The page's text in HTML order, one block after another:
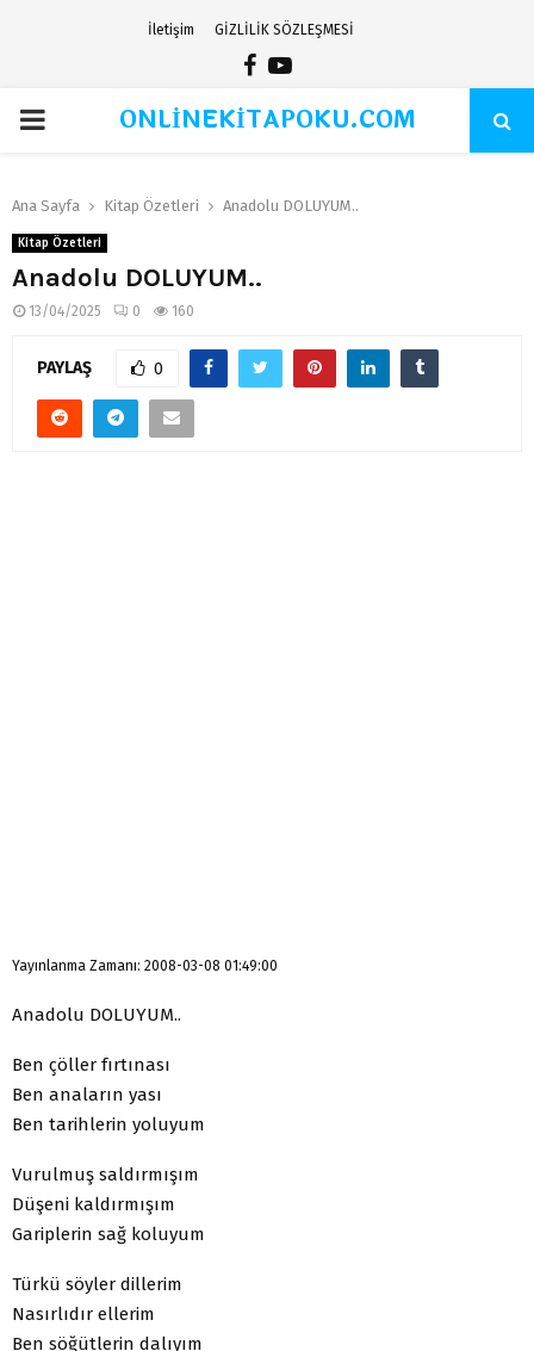
İletişim GİZLİLİK SÖZLEŞMESİ
Facebook
Youtube
PRIMARYONLİNEKİTAPOKU.COM
Ana Sayfa Kitap Özetleri Anadolu DOLUYUM..
Kitap Özetleri
Anadolu DOLUYUM..
13/04/2025 0 160
PAYLAŞ 0
Yayınlanma Zamanı: 2008-03-08 01:49:00
Anadolu DOLUYUM..
Ben çöller fırtınası
Ben anaların yası
Ben tarihlerin yoluyum
Vurulmuş saldırmışım
Düşeni kaldırmışım
Gariplerin sağ koluyum
Türkü söyler dillerim
Nasırlıdır ellerim
Ben söğütlerin dalıyım